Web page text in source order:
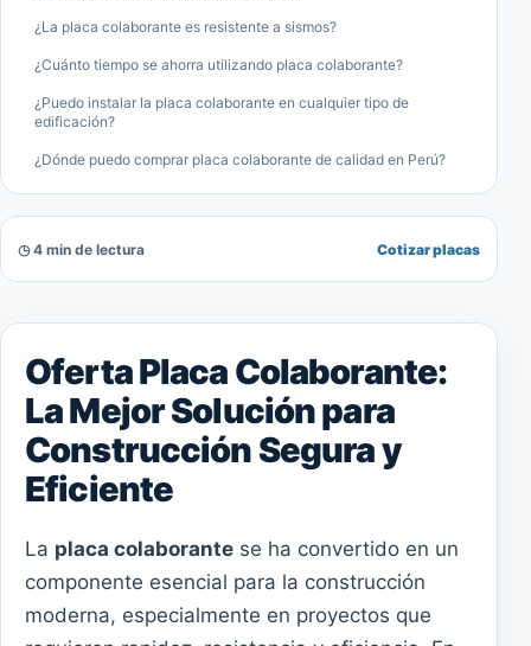
¿La placa colaborante es resistente a sismos?
¿Cuánto tiempo se ahorra utilizando placa colaborante?
¿Puedo instalar la placa colaborante en cualquier tipo de
edificación?
¿Dónde puedo comprar placa colaborante de calidad en Perú?
◷ 4 min de lectura Cotizar placas
Oferta Placa Colaborante:
La Mejor Solución para
Construcción Segura y
Eficiente
La placa colaborante se ha convertido en un
componente esencial para la construcción
moderna, especialmente en proyectos que